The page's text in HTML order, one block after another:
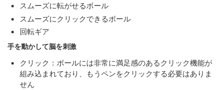
スムーズに転がせるボール
スムーズにクリックできるボール
回転ギア
手を動かして脳を刺激
クリック：ボールには非常に満足感のあるクリック機能が
組み込まれており、もうペンをクリックする必要はありま
せん